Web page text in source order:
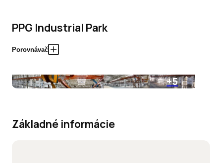
PPG Industrial Park
Porovnávač
+5
Základné informácie